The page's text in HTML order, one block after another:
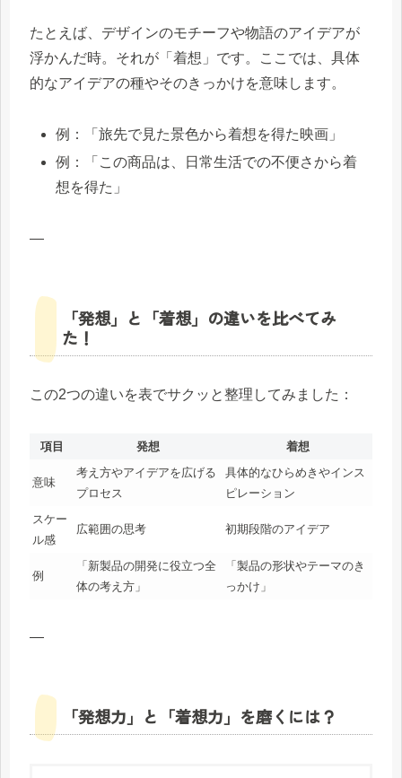
たとえば、デザインのモチーフや物語のアイデアが
浮かんだ時。それが「着想」です。ここでは、具体
的なアイデアの種やそのきっかけを意味します。
例：「旅先で見た景色から着想を得た映画」
例：「この商品は、日常生活での不便さから着
想を得た」
—
「発想」と「着想」の違いを比べてみ
た！
この2つの違いを表でサクッと整理してみました：
項目 発想 着想
意味
考え方やアイデアを広げる
プロセス
具体的なひらめきやインス
ピレーション
スケー
ル感
広範囲の思考 初期段階のアイデア
例
「新製品の開発に役立つ全
体の考え方」
「製品の形状やテーマのき
っかけ」
—
「発想力」と「着想力」を磨くには？